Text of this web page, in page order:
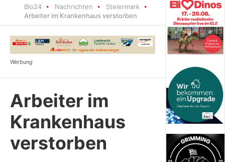
Blo24 Nachrichten
Steiermark
Arbeiter im Krankenhaus verstorben
Arbeiter im
Krankenhaus
verstorben